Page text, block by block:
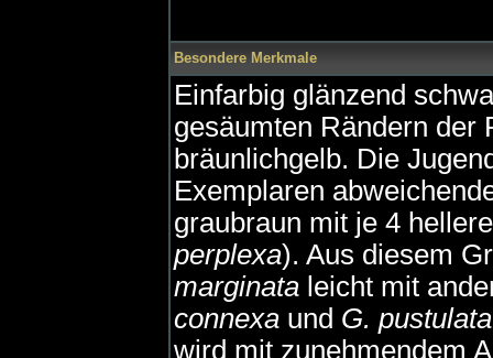
Besondere Merkmale
Einfarbig glänzend
gesäumten Rändern der
bräunlichgelb. Die
Exemplaren
graubraun mit je 4
perplexa). Aus diesem
marginata leicht mit
connexa und G. pustulata
wird mit zunehmendem